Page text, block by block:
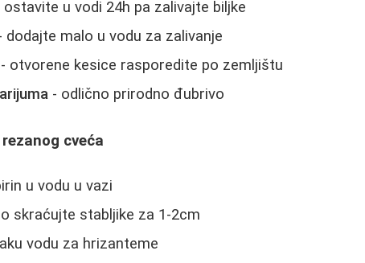
ostavite u vodi 24h pa zalivajte biljke
dodajte malo u vodu za zalivanje
- otvorene kesice rasporedite po zemljištu
- odlično prirodno đubrivo
cveća
u vodu u vazi
skraćujte stabljike za 1-2cm
vodu za hrizanteme